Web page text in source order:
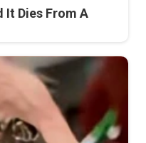
It Dies From A